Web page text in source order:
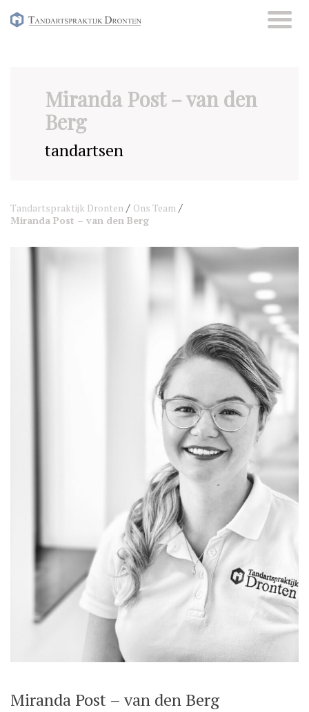
Miranda Post – van den
Berg
tandartsen
Tandartspraktijk Dronten / Ons Team /
Miranda Post – van den Berg
Miranda Post – van den Berg